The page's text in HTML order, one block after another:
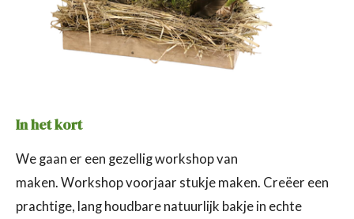
In het kort
We gaan er een gezellig workshop van
maken. Workshop voorjaar stukje maken. Creëer een
prachtige, lang houdbare natuurlijk bakje in echte